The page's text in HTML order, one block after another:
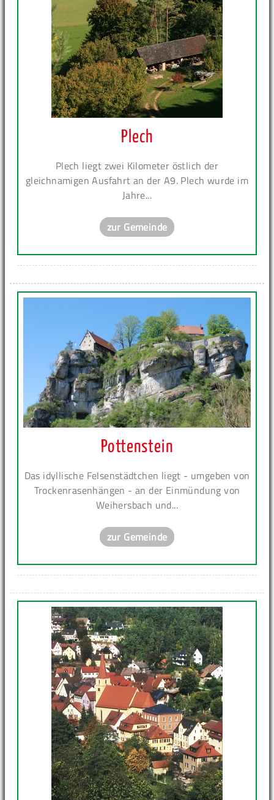
Plech
Plech liegt zwei Kilometer östlich der
gleichnamigen Ausfahrt an der A9. Plech wurde im
Jahre...
zur Gemeinde
Pottenstein
Das idyllische Felsenstädtchen liegt - umgeben von
Trockenrasenhängen - an der Einmündung von
Weihersbach und...
zur Gemeinde